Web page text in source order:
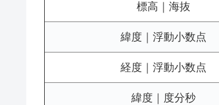
標高｜海抜
緯度｜浮動小数点
経度｜浮動小数点
緯度｜度分秒